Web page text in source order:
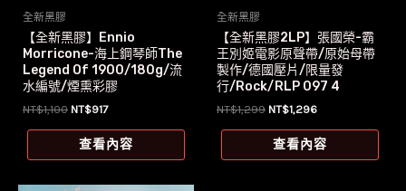
全新黑膠
【全新黑膠】Ennio
Morricone-海上鋼琴師The
Legend Of 1900/180g/流
水編號/煙熏彩膠
NT$1,100 原
價
格：
NT$917目
價
格：
查看內容
全新黑膠
【全新黑膠2LP】張國榮-霸
王別姬電影原聲帶/原始母帶
製作/德國壓片/限量發
行/Rock/RLP 097 4
NT$1,299 原
價
格：
NT$1,296目
價
格：
查看內容